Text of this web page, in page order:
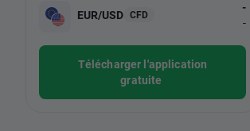
EUR/USD CFD
-
-
Télécharger l'application
gratuite